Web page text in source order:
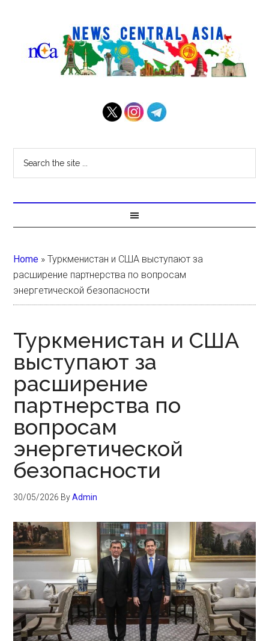
Home »Туркменистан и США выступают за
расширение партнерства по вопросам
энергетической безопасности
Туркменистан и США
выступают за
расширение
партнерства по
вопросам
энергетической
безопасности
30/05/2026 ByAdmin